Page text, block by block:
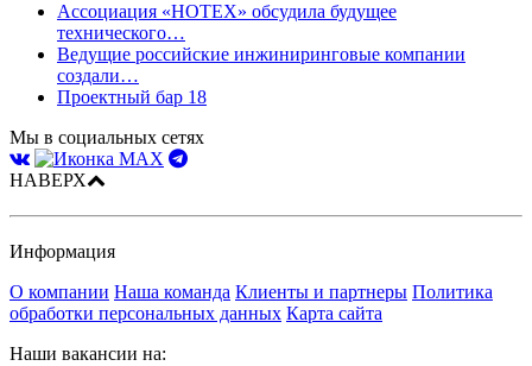
Ассоциация «НОТЕХ» обсудила будущее
технического…
Ведущие российские инжиниринговые компании
создали…
Проектный бар 18
Мы в социальных сетях
НАВЕРХ
Информация
О компании Наша команда Клиенты и партнеры Политика
обработки персональных данных Карта сайта
Наши вакансии на: